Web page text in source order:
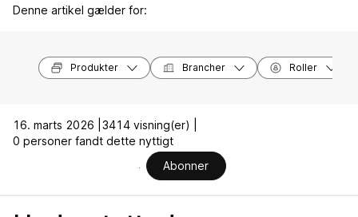
Denne artikel gælder for:
Produkter Brancher Roller
16. marts 2026 | 3414 visning(er) |
0 personer fandt dette nyttigt
Abonner